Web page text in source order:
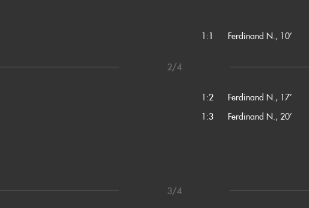
1:1
Ferdinand N., 10’
2/4
1:2
Ferdinand N., 17’
1:3
Ferdinand N., 20’
3/4